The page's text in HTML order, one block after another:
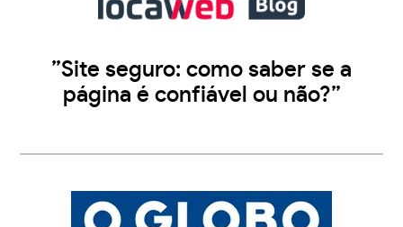
”Site seguro: como saber se a
página é confiável ou não?”